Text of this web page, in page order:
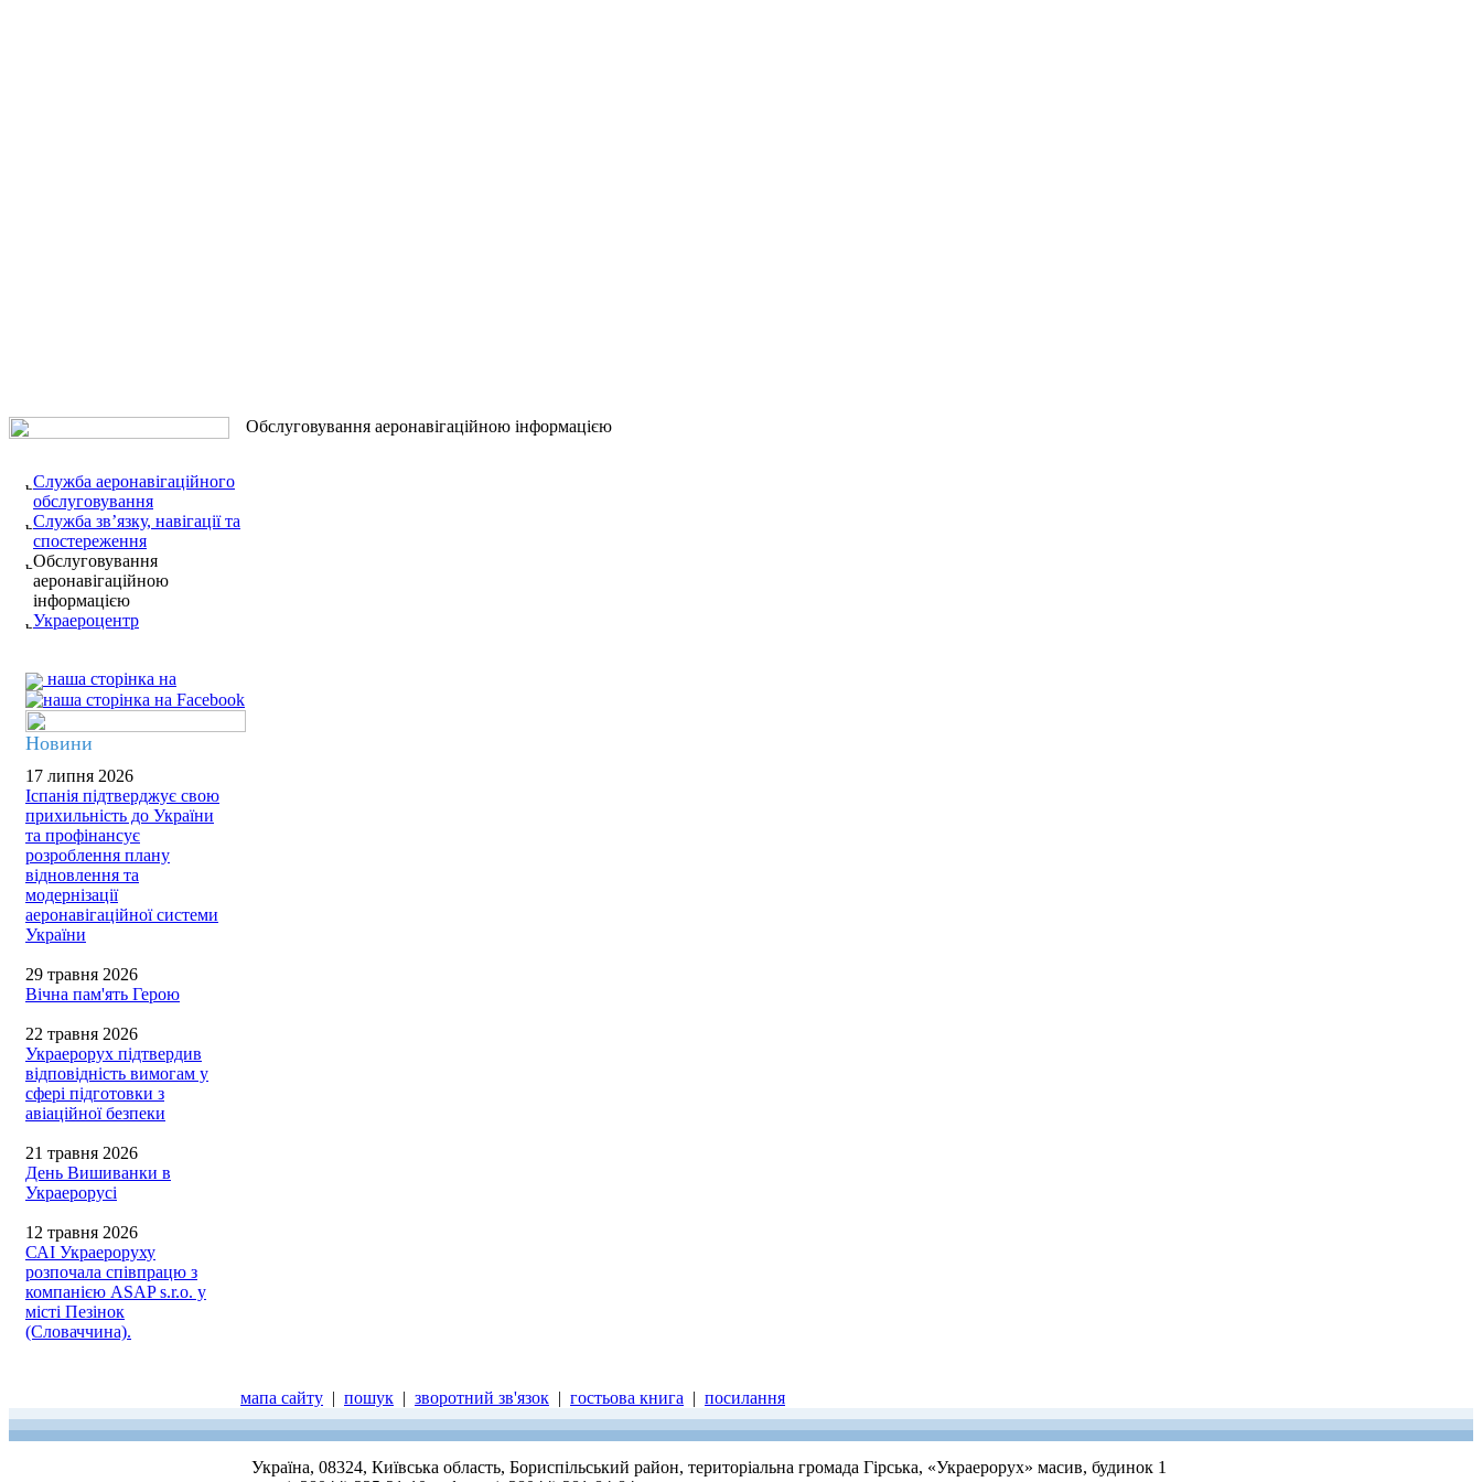
Служба аеронавігаційного
обслуговування
Служба зв’язку, навігації та
спостереження
Обслуговування
аеронавігаційною
інформацією
Украероцентр
наша сторінка на
Новини
17 липня 2026
Іспанія підтверджує свою
прихильність до України
та профінансує
розроблення плану
відновлення та
модернізації
аеронавігаційної системи
України
29 травня 2026
Вічна пам'ять Герою
22 травня 2026
Украерорух підтвердив
відповідність вимогам у
сфері підготовки з
авіаційної безпеки
21 травня 2026
День Вишиванки в
Украерорусі
12 травня 2026
САІ Украероруху
розпочала співпрацю з
компанією ASAP s.r.o. у
місті Пезінок
(Словаччина).
Обслуговування аеронавігаційною інформацією
мапа сайту | пошук | зворотний зв'язок | гостьова книга | посилання
Україна, 08324, Київська область, Бориспільський район, територіальна громада Гірська, «Украерорух» масив, будинок 1